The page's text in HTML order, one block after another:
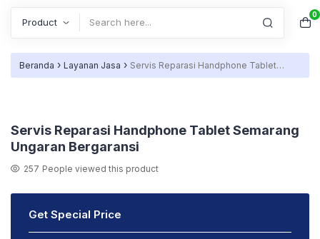
0
Beranda › Layanan Jasa › Servis Reparasi Handphone Tablet
Servis Reparasi Handphone Tablet Semarang
Ungaran Bergaransi
257 People viewed this product
Get Special Price